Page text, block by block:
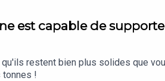
est capable de
restent bien plus solides que
tonnes !